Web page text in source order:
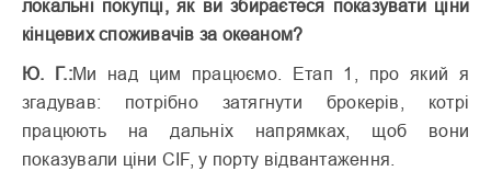
локальні покупці, як ви збираєтеся показувати ціни
кінцевих споживачів за океаном?
Ю. Г.:Ми над цим працюємо. Етап 1, про який я
згадував: потрібно затягнути брокерів, котрі
працюють на дальніх напрямках, щоб вони
показували ціни CIF, у порту відвантаження.